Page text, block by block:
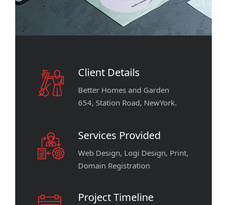
Client Details
Better Homes and Garden
654, Station Road, NewYork.
Services Provided
Web Design, Logi Design, Print,
Domain Registration
Project Timeline